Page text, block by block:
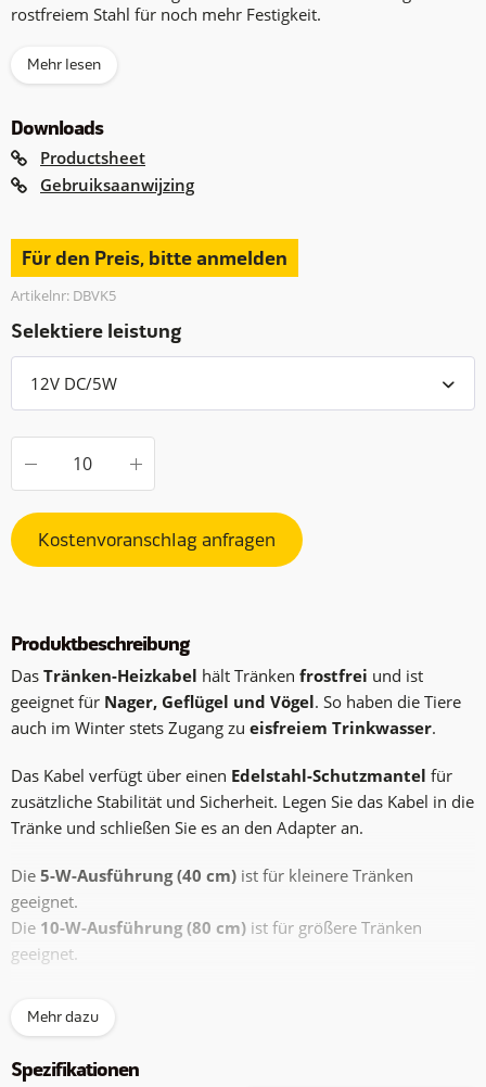
rostfreiem Stahl für noch mehr Festigkeit.
Mehr lesen
Downloads
Productsheet
Gebruiksaanwijzing
Für den Preis, bitte anmelden
Artikelnr: DBVK5
Selektiere leistung
Kostenvoranschlag anfragen
Produktbeschreibung
Das Tränken-Heizkabel hält Tränken frostfrei und ist
geeignet für Nager, Geflügel und Vögel. So haben die Tiere
auch im Winter stets Zugang zu eisfreiem Trinkwasser.
Das Kabel verfügt über einen Edelstahl-Schutzmantel für
zusätzliche Stabilität und Sicherheit. Legen Sie das Kabel in die
Tränke und schließen Sie es an den Adapter an.
Die 5-W-Ausführung (40 cm) ist für kleinere Tränken
geeignet.
Die 10-W-Ausführung (80 cm) ist für größere Tränken
geeignet.
Inklusive2,2 m Anschlusskabel
Mehr dazu
Spezifikationen